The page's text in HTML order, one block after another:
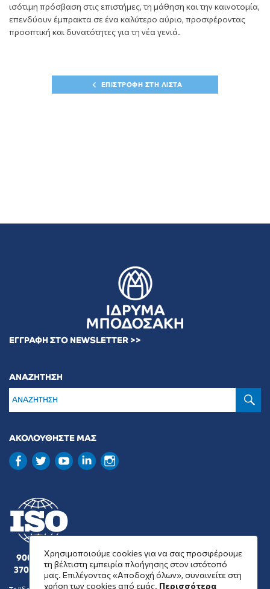
ισότιμη πρόσβαση στις επιστήμες, τη μάθηση και την καινοτομία,
επενδύουν έμπρακτα σε ένα καλύτερο αύριο, προσφέροντας
προοπτική και δυνατότητες για τη νέα γενιά.
ΕΠΙΣΤΡΟΦΗ ΣΤΗ ΛΙΣΤΑ
ΕΓΓΡΑΦΗ ΣΤΟ NEWSLETTER >>
ΑΝΑΖΗΤΗΣΗ
ΑΚΟΛΟΥΘΗΣΤΕ ΜΑΣ
9001 : 2015
37001 : 2025
Χρησιμοποιούμε cookies για να σας προσφέρουμε
τη βέλτιστη εμπειρία πλοήγησης στον ιστότοπό
μας. Επιλέγοντας «Αποδοχή όλων», συναινείτε στη
χρήση των cookies από εμάς. Περισσότερα